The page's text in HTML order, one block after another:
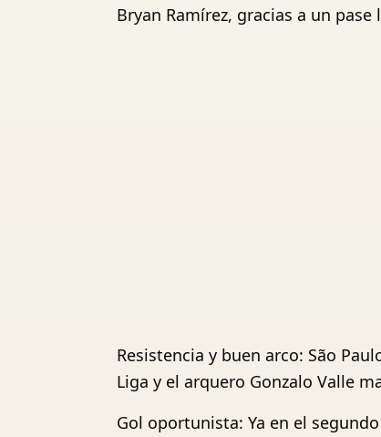
Bryan Ramírez, gracias a un
Resistencia y buen arco: São
Liga y el arquero Gonzalo Valle
Gol oportunista: Ya en el